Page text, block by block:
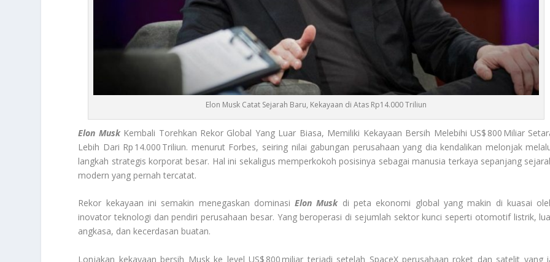
Elon Musk Catat Sejarah Baru, Kekayaan di Atas Rp14.000 Triliun
Elon MuskKembali Torehkan Rekor Global Yang Luar Biasa, Memiliki Kekayaan Bersih Melebihi US$ 800 Miliar
Lebih Dari Rp 14.000 Triliun. menurut Forbes, seiring nilai gabungan perusahaan yang dia kendalikan melonjak
langkah strategis korporat besar. Hal ini sekaligus memperkokoh posisinya sebagai manusia terkaya sepanjang
modern yang pernah tercatat.
Rekor kekayaan ini semakin menegaskan dominasiElon Muskdi peta ekonomi global yang makin di kuasai
inovator teknologi dan pendiri perusahaan besar. Yang beroperasi di sejumlah sektor kunci seperti otomotif listrik,
angkasa, dan kecerdasan buatan.
Lonjakan kekayaan bersih Musk ke level US$ 800 miliar terjadi setelah SpaceX perusahaan roket dan satelit yang